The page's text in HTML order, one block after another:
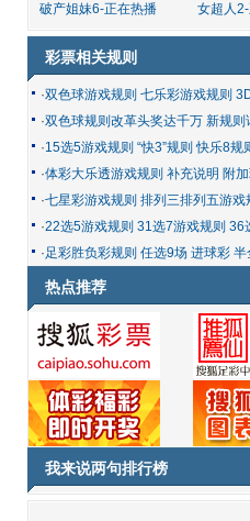
破产姐妹6-正在热播 女超人
彩票相关规则
·双色球游戏规则 七乐彩游戏规则
·双色球规则改革头奖达千万 新规则
·15选5游戏规则 “快3”规则 快乐8规
·体彩大乐透游戏规则 补充说明 附
·七星彩游戏规则 排列三排列五游戏
·22选5游戏规则 31选7游戏规则 36
·足彩胜负彩规则 任选9场 进球彩 半
热点推荐
我来说两句排行榜